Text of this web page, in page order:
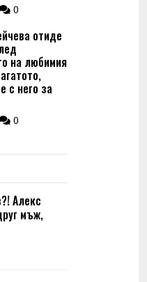
0
отиде
на любимия
с него за
0
Алекс
мъж,